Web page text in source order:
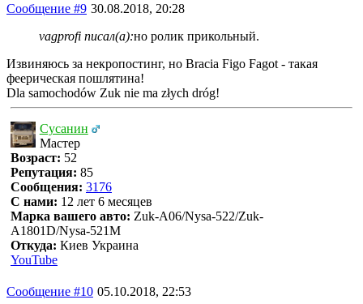
Сообщение #9 30.08.2018, 20:28
vagprofi писал(а):но ролик прикольный.
Извиняюсь за некропостинг, но Bracia Figo Fagot - такая
феерическая пошлятина!
Dla samochodów Zuk nie ma złych dróg!
Сусанин
Мастер
Возраст: 52
Репутация: 85
Сообщения: 3176
С нами: 12 лет 6 месяцев
Марка вашего авто: Zuk-A06/Nysa-522/Zuk-
A1801D/Nysa-521M
Откуда: Киев Украина
YouTube
Сообщение #10 05.10.2018, 22:53